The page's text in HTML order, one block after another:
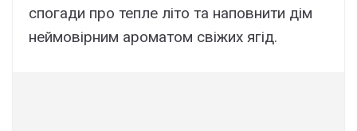
спогади про тепле літо та наповнити дім
неймовірним ароматом свіжих ягід.